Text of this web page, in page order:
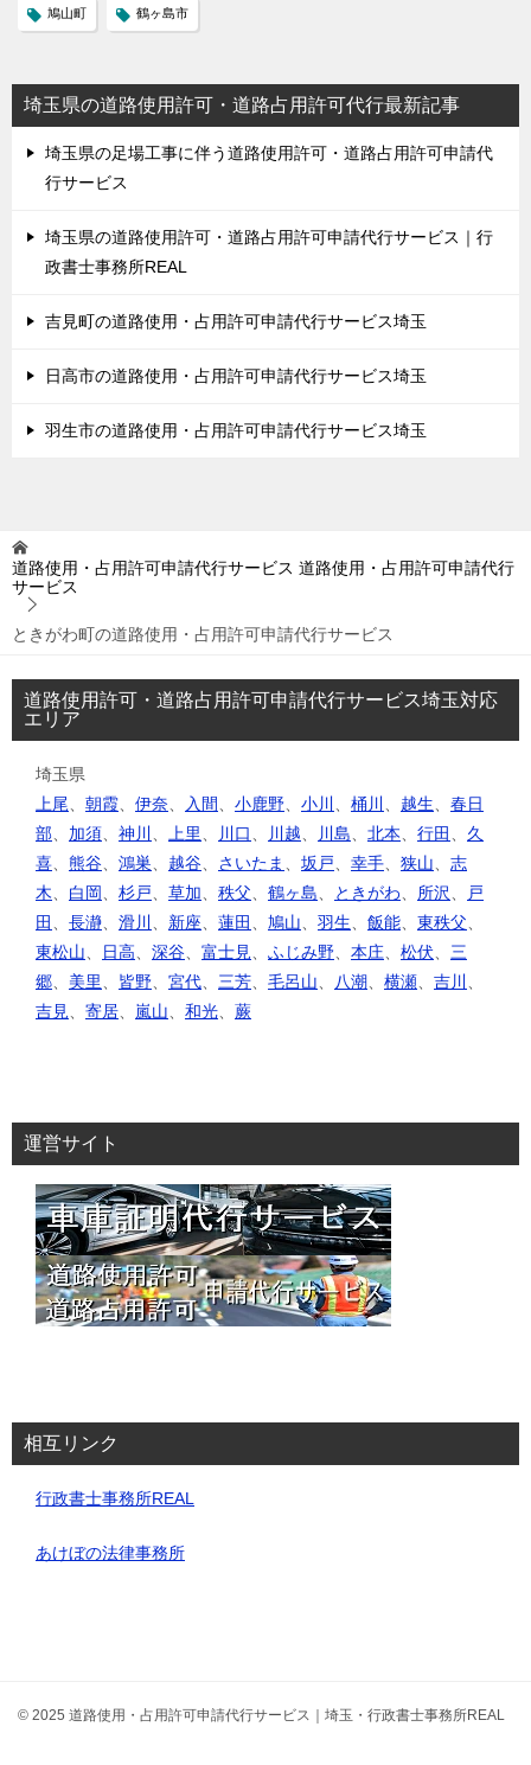
鳩山町 鶴ヶ島市
埼玉県の道路使用許可・道路占用許可代行最新記事
埼玉県の足場工事に伴う道路使用許可・道路占用許可申請代
行サービス
埼玉県の道路使用許可・道路占用許可申請代行サービス｜行
政書士事務所REAL
吉見町の道路使用・占用許可申請代行サービス埼玉
日高市の道路使用・占用許可申請代行サービス埼玉
羽生市の道路使用・占用許可申請代行サービス埼玉
道路使用・占用許可申請代行サービス 道路使用・占用許可申請代行
サービス
ときがわ町の道路使用・占用許可申請代行サービス
道路使用許可・道路占用許可申請代行サービス埼玉対応
エリア
埼玉県
上尾、 朝霞、 伊奈、 入間、 小鹿野、 小川 、 桶川 、 越生、 春日
部、 加須、 神川 、 上里、 川口、 川越、 川島、 北本、 行田 、 久
喜、 熊谷、 鴻巣、 越谷、 さいたま 、 坂戸、 幸手、 狭山、 志
木、 白岡、 杉戸、 草加、 秩父、 鶴ヶ島、 ときがわ、 所沢、
戸
田 、 長瀞、 滑川 、 新座、 蓮田 、 鳩山、 羽生、 飯能、 東秩父、
東松山、 日高、 深谷、 富士見、 ふじみ野、 本庄、 松伏、 三
郷、 美里、 皆野、 宮代、 三芳、 毛呂山、 八潮、 横瀬、 吉川 、
吉見、 寄居、 嵐山、 和光、 蕨
運営サイト
相互リンク
行政書士事務所REAL
あけぼの法律事務所
© 2025 道路使用・占用許可申請代行サービス｜埼玉・行政書士事務所REAL